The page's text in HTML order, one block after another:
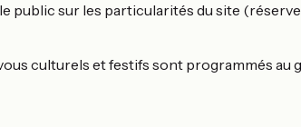
sur les particularités du site (réserve
culturels et festifs sont programmés au